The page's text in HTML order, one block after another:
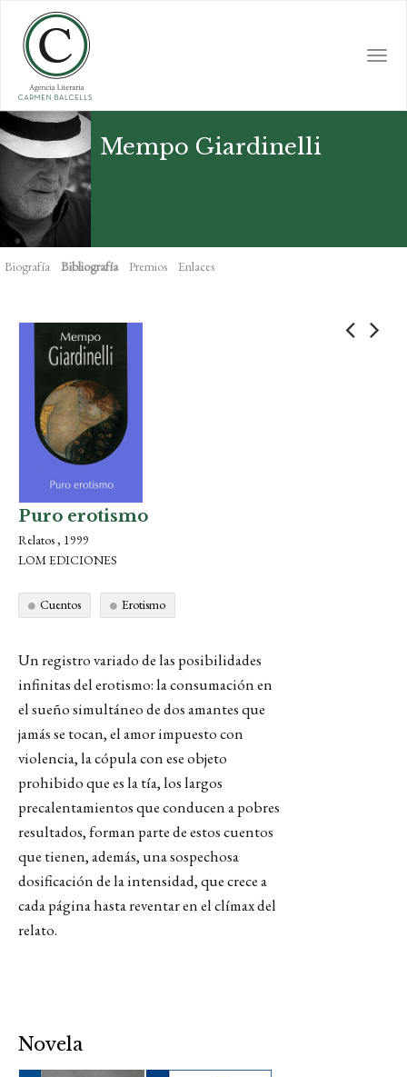
main
content
Mempo Giardinelli
Biografía Bibliografía Premios Enlaces
Puro erotismo
Relatos , 1999
LOM EDICIONES
Cuentos Erotismo
Un registro variado de las posibilidades
infinitas del erotismo: la consumación en
el sueño simultáneo de dos amantes que
jamás se tocan, el amor impuesto con
violencia, la cópula con ese objeto
prohibido que es la tía, los largos
precalentamientos que conducen a pobres
resultados, forman parte de estos cuentos
que tienen, además, una sospechosa
dosificación de la intensidad, que crece a
cada página hasta reventar en el clímax del
relato.
Novela